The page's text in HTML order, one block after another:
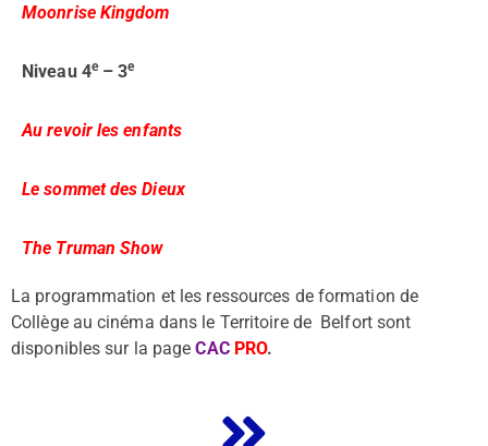
Moonrise Kingdom
Niveau 4e– 3e
Au revoir les enfants
Le sommet des Dieux
The Truman Show
La programmation et les ressources de formation de
Collège au cinéma dans le Territoire de Belfort sont
disponibles sur la pageCAC PRO.